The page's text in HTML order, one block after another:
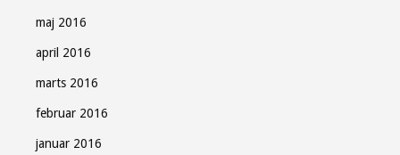
maj 2016
april 2016
marts 2016
februar 2016
januar 2016